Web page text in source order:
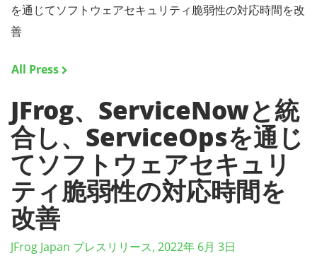
を通じてソフトウェアセキュリティ脆弱性の対応時間を改
善
All Press
JFrog、ServiceNowと統
合し、ServiceOpsを通じ
てソフトウェアセキュリ
ティ脆弱性の対応時間を
改善
JFrog Japan プレスリリース, 2022年 6月 3日